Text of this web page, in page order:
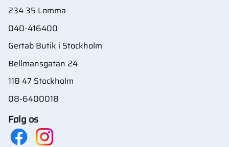
234 35 Lomma
040-416400
Gertab Butik i Stockholm
Bellmansgatan 24
118 47 Stockholm
08-6400018
Følg os